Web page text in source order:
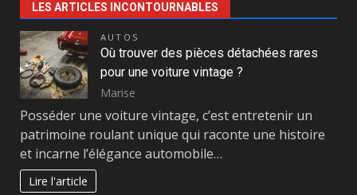
LES ARTICLES INCONTOURNABLES
AUTOS
Où trouver des pièces détachées rares
pour une voiture vintage ?
Marise
Posséder une voiture vintage, c’est entretenir un
patrimoine roulant unique qui raconte une histoire
et incarne l’élégance automobile…
Lire l'article